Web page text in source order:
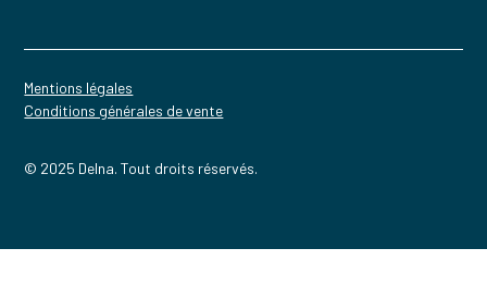
© 2025 Delna. Tout droits réservés.
Mentions légales
Conditions générales de vente